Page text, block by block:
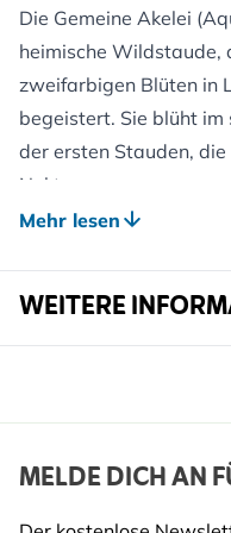
Die Gemeine Akelei
heimische Wildstaude,
zweifarbigen Blüten in
begeistert. Sie blüht im
der ersten Stauden,
Nektar versorgen.
Die Pflanze liebt
kurzlebig, säen sich
bilden so über Jahre
Ein wertvoller
Gestaltungsideen:
Passt hervorragend in
Mehr lesen
WEITERE
Marke
Breite
MELDE DICH AN